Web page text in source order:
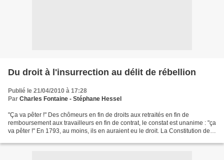
Du droit à l'insurrection au délit de rébellion
Publié le 21/04/2010 à 17:28
Par Charles Fontaine - Stéphane Hessel
"Ça va pêter !" Des chômeurs en fin de droits aux retraités en fin de
remboursement aux travailleurs en fin de contrat, le constat est unanime : "ça
va pêter !" En 1793, au moins, ils en auraient eu le droit. La Constitution de